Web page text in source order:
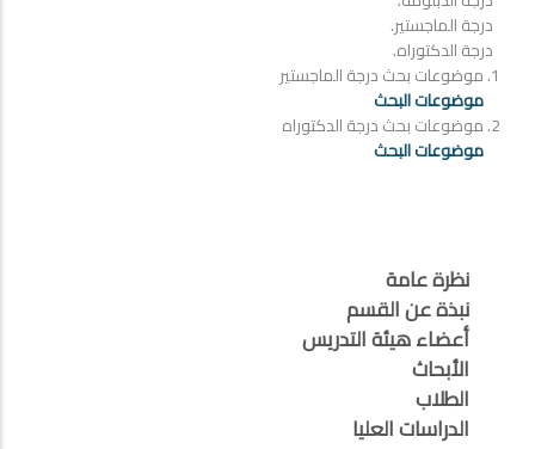
درجة الماجستير.
درجة الدكتوراه.
موضوعات بحث درجة الماجستير
موضوعات البحث
موضوعات بحث درجة الدكتوراه
موضوعات البحث
نظرة عامة
نبذة عن القسم
أعضاء هيئة التدريس
الأبحاث
الطلاب
الدراسات العليا